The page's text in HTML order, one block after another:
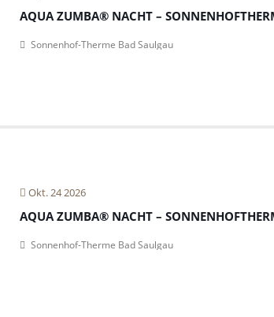
AQUA ZUMBA® NACHT –
Sonnenhof-Therme Bad Saulgau
Okt. 24 2026
AQUA ZUMBA® NACHT –
Sonnenhof-Therme Bad Saulgau